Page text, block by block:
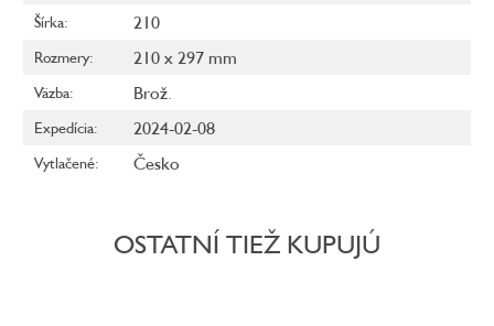
Šírka: 210
Rozmery: 210 x 297 mm
Väzba: Brož.
Expedícia: 2024-02-08
Vytlačené: Česko
OSTATNÍ TIEŽ KUPUJÚ